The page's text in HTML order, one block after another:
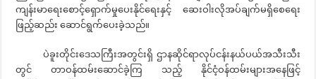
ကျန်းမာရေးစောင့်ရှောက်မှုပေးနိုင်ရေးနှင့် ဆေးဝါးလိုအပ်ချက်မရှိစေရေး
ဖြည့်ဆည်း ဆောင်ရွက်ပေးခဲ့သည်။
ပဲခူးတိုင်းဒေသကြီးအတွင်းရှိ ဌာနဆိုင်ရာလုပ်ငန်းနယ်ပယ်အသီးသီး
တွင် တာဝန်ထမ်းဆောင်ခဲ့ကြ သည့် နိုင်ငံ့ဝန်ထမ်းများအနေဖြင့်